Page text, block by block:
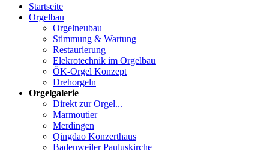
Startseite
Orgelbau
Orgelneubau
Stimmung & Wartung
Restaurierung
Elekrotechnik im Orgelbau
ÖK-Orgel Konzept
Drehorgeln
Orgelgalerie
Direkt zur Orgel...
Marmoutier
Merdingen
Qingdao Konzerthaus
Badenweiler Pauluskirche